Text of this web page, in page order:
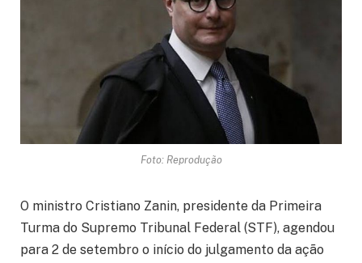
Foto: Reprodução
O ministro Cristiano Zanin, presidente da Primeira
Turma do Supremo Tribunal Federal (STF), agendou
para 2 de setembro o início do julgamento da ação